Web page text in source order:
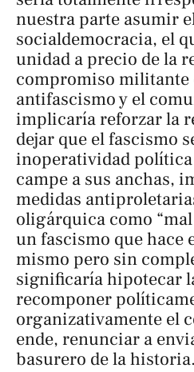
nuestra parte asumir
socialdemocracia, el
unidad a precio de la
compromiso militante
antifascismo y el
implicaría reforzar la
dejar que el fascismo
inoperatividad
campe a sus anchas,
medidas
oligárquica como
un fascismo que hace
mismo pero sin
significaría hipotecar
recomponer
organizativamente el
ende, renunciar a
basurero de la historia.